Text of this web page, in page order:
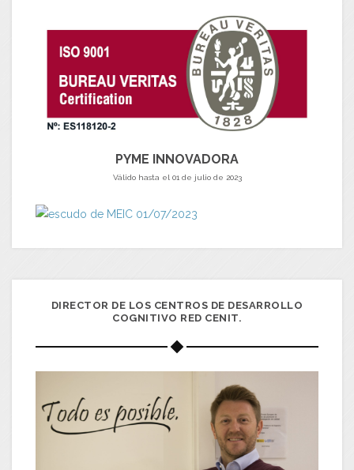
PYME INNOVADORA
Válido hasta el 01 de julio de 2023
DIRECTOR DE LOS CENTROS DE DESARROLLO
COGNITIVO RED CENIT.